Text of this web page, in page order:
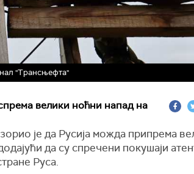
"Трансњефта"
велики ноћни напад на
је да Русија можда припрема
да су спречени покушаји
Руса.